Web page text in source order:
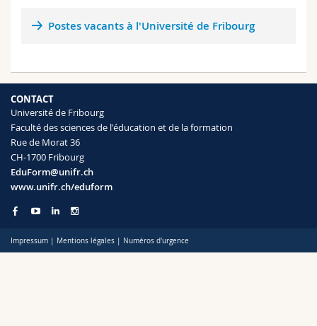
Sciences et médecine
Collaborateurs
Webmail
MyUnifr
Postes vacants à l'Université de Fribourg
CONTACT
Université de Fribourg
Faculté des sciences de l'éducation et de la formation
Rue de Morat 36
CH-1700 Fribourg
EduForm@unifr.ch
www.unifr.ch/eduform
Impressum | Mentions légales | Numéros d'urgence